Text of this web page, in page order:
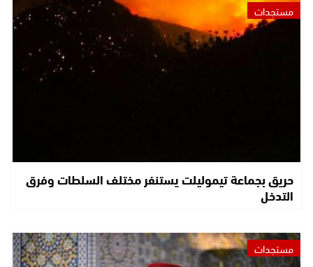
مستجدات
حريق بجماعة تيموليلت يستنفر مختلف السلطات وفرق
التدخل
مستجدات